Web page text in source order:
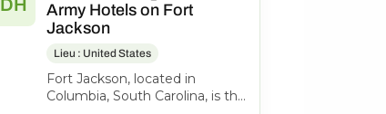
DH
Army Hotels on Fort
Jackson
Lieu : United States
Fort Jackson, located in
Columbia, South Carolina, is the